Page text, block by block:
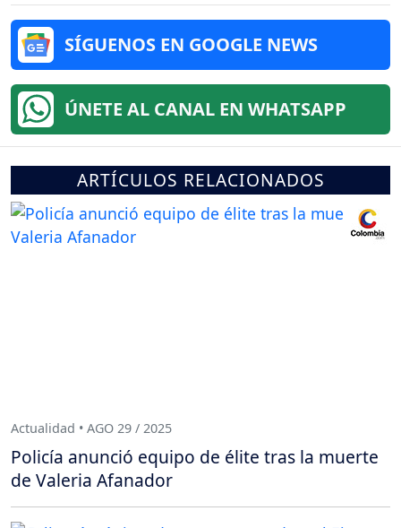
SÍGUENOS EN GOOGLE NEWS
ÚNETE AL CANAL EN WHATSAPP
ARTÍCULOS RELACIONADOS
Actualidad • AGO 29 / 2025
Policía anunció equipo de élite tras la muerte
de Valeria Afanador